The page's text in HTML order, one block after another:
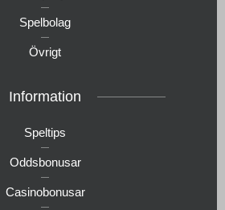
Spelbolag
Övrigt
Information
Speltips
Oddsbonusar
Casinobonusar